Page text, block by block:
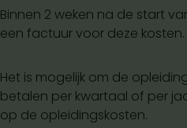
Binnen 2 weken na de start
een factuur voor deze kosten.
Het is mogelijk om de
betalen per kwartaal of per
op de opleidingskosten.